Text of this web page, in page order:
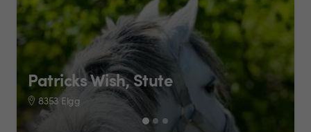
Patricks Wish, Stute
8353 Elgg